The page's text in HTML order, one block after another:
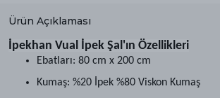
Ürün Açıklaması
İpekhan Vual İpek Şal'ın Özellikleri
Ebatları: 80 cm x 200 cm
Kumaş: %20 İpek %80 Viskon Kumaş